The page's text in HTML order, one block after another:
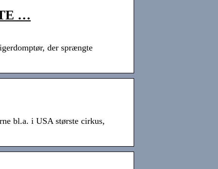
…
der sprængte
bl.a. i USA største cirkus,